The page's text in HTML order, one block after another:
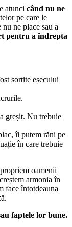
atunci când nu ne
pe care le
ne place sau a
pentru a îndrepta
sortite eșecului
greșit. Nu trebuie
îi putem răni pe
în care trebuie
oamenii
armonia în
face întotdeauna
faptele lor bune.